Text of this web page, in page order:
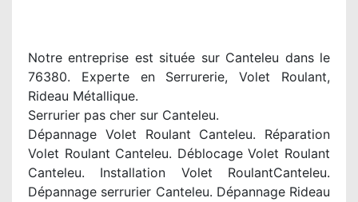
Notre entreprise est située sur Canteleu dans le
76380. Experte en Serrurerie, Volet Roulant,
Rideau Métallique.
Serrurier pas cher sur Canteleu.
Dépannage Volet Roulant Canteleu. Réparation
Volet Roulant Canteleu. Déblocage Volet Roulant
Canteleu. Installation Volet RoulantCanteleu.
Dépannage serrurier Canteleu. Dépannage Rideau